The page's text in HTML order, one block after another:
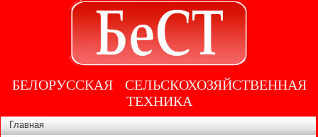
БЕЛОРУССКАЯ СЕЛЬСКОХОЗЯЙСТВЕННАЯ
ТЕХНИКА
Главная